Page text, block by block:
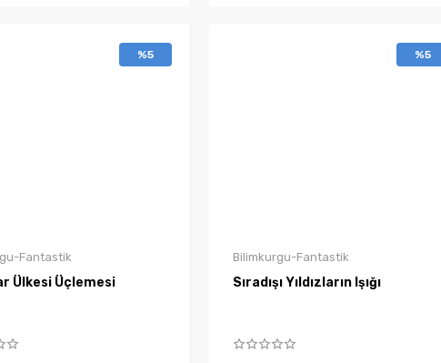
%5
Fantastik
Ülkesi Üçlemesi
%5
Bilimkurgu-Fantastik
Sıradışı Yıldızların Işığı